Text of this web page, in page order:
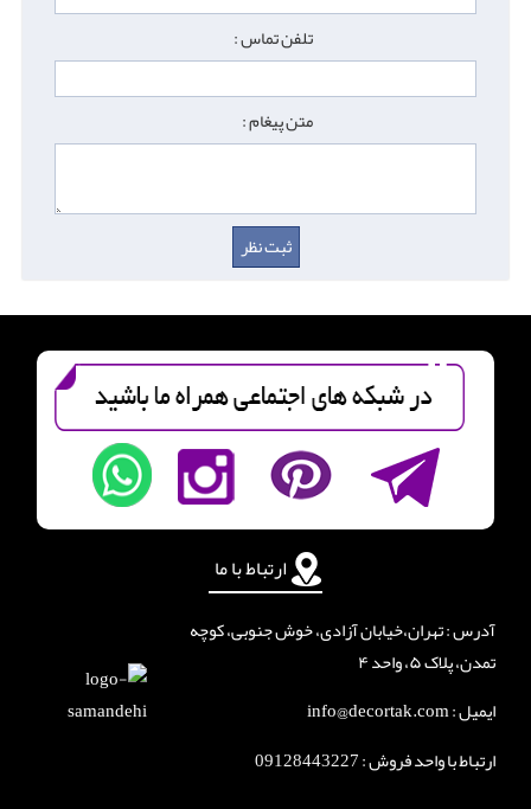
تلفن تماس :
متن پیغام :
ارتباط با ما
آدرس : تهران،خیابان آزادی، خوش جنوبی، کوچه
تمدن، پلاک ۵، واحد ۴
ایمیل : info@decortak.com
ارتباط با واحد فروش :09128443227